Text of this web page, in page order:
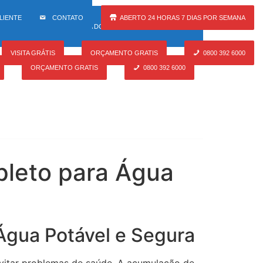
AREA DO CLIENTE
ORÇAMENTO GRATIS 0800 392 6000
CONTATO ABERTO 24 HORAS 7 DIAS POR SEMANA
VISITA GRÁTIS ORÇAMENTO GRATIS 0800 392 6000
para Água
Potável e Segura